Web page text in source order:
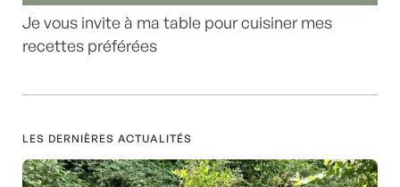
Je vous invite à ma table pour cuisiner mes
recettes préférées
LES DERNIÈRES ACTUALITÉS